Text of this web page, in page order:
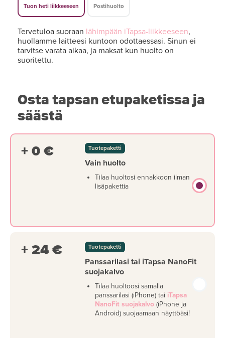
Tuon heti liikkeeseen Postihuolto
Tervetuloa suoraan lähimpään iTapsa-liikkeeseen,
huollamme laitteesi kuntoon odottaessasi. Sinun ei
tarvitse varata aikaa, ja maksat kun huolto on
suoritettu.
Osta tapsan etupaketissa ja
säästä
+ 0 € Tuotepaketti
Vain huolto
Tilaa huoltosi ennakkoon ilman
lisäpakettia
+ 24 € Tuotepaketti
Panssarilasi tai iTapsa NanoFit
suojakalvo
Tilaa huoltoosi samalla
panssarilasi (iPhone) tai iTapsa
NanoFit suojakalvo (iPhone ja
Android) suojaamaan näyttöäsi!